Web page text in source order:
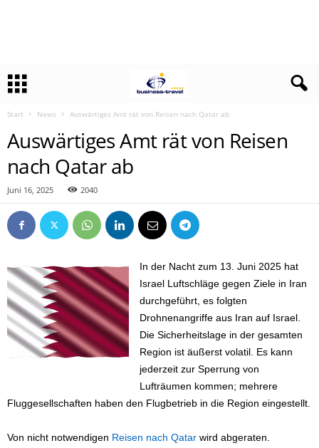
Start News Auswärtiges Amt rät von Reisen nach Qatar ab
Auswärtiges Amt rät von Reisen
nach Qatar ab
Juni 16, 2025 2040
In der Nacht zum 13. Juni 2025 hat
Israel Luftschläge gegen Ziele in Iran
durchgeführt, es folgten
Drohnenangriffe aus Iran auf Israel.
Die Sicherheitslage in der gesamten
Region ist äußerst volatil. Es kann
jederzeit zur Sperrung von
Lufträumen kommen; mehrere
Fluggesellschaften haben den Flugbetrieb in die Region eingestellt.
Von nicht notwendigen Reisen nach Qatar wird abgeraten.